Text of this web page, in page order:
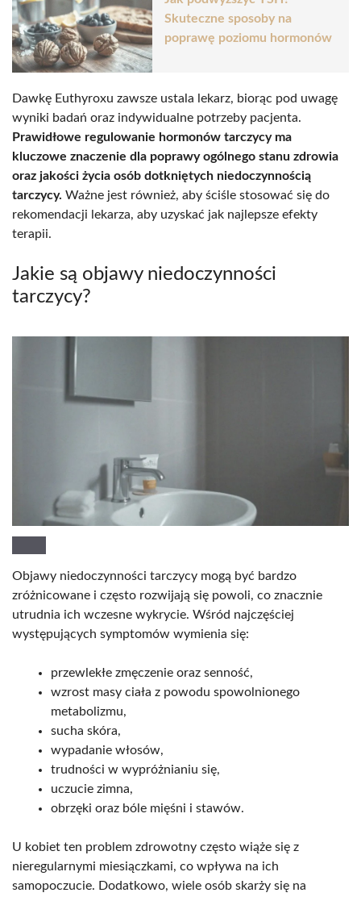
Skuteczne sposoby na
poprawę poziomu hormonów
Dawkę Euthyroxu zawsze ustala lekarz, biorąc pod uwagę
wyniki badań oraz indywidualne potrzeby pacjenta.
Prawidłowe regulowanie hormonów tarczycy ma
kluczowe znaczenie dla poprawy ogólnego stanu zdrowia
oraz jakości życia osób dotkniętych niedoczynnością
tarczycy. Ważne jest również, aby ściśle stosować się do
rekomendacji lekarza, aby uzyskać jak najlepsze efekty
terapii.
Jakie są objawy niedoczynności
tarczycy?
Objawy niedoczynności tarczycy mogą być bardzo
zróżnicowane i często rozwijają się powoli, co znacznie
utrudnia ich wczesne wykrycie. Wśród najczęściej
występujących symptomów wymienia się:
przewlekłe zmęczenie oraz senność,
wzrost masy ciała z powodu spowolnionego
metabolizmu,
sucha skóra,
wypadanie włosów,
trudności w wypróżnianiu się,
uczucie zimna,
obrzęki oraz bóle mięśni i stawów.
U kobiet ten problem zdrowotny często wiąże się z
nieregularnymi miesiączkami, co wpływa na ich
samopoczucie. Dodatkowo, wiele osób skarży się na